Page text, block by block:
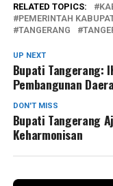
RELATED TOPICS:
PEMERINTAH
TANGERANG
UP NEXT
Bupati Tangerang:
Pembangunan
DON'T MISS
Bupati Tangerang
Keharmonisan